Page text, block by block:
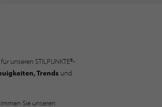
unseren STILPUNKTE®-
Trends und
Sie unseren